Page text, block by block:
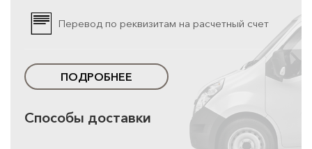
Перевод по реквизитам на расчетный счет
ПОДРОБНЕЕ
Способы доставки